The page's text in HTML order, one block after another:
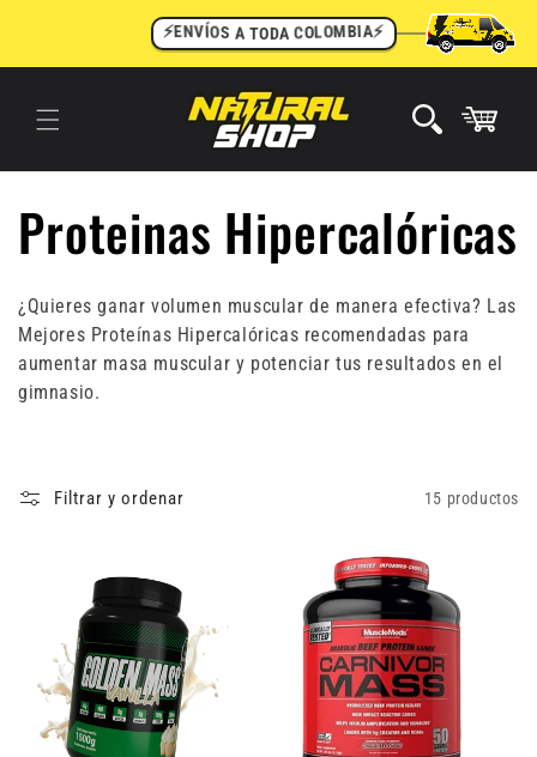
Privacy
⚡ENV ÍO SATODA COLOMB A⚡
Carrito
C
o
l
e
c
n
Proteinas Hipercalóricas
¿Quieres ganar volumen muscular de manera efectiva? Las
Mejores Proteínas Hipercalóricas recomendadas para
aumentar masa muscular y potenciar tus resultados en el
gimnasio.
Filtrar y ordenar 15 productos